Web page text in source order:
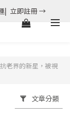
|  立即註冊 →
老界的新星，被視
文章分類